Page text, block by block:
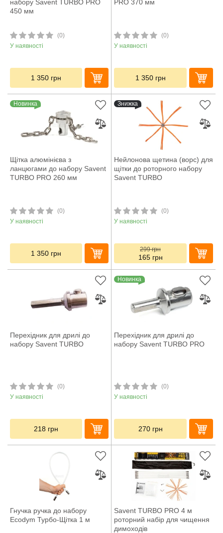
набору Savent TURBO PRO
450 мм
(0)
У наявності
1 350 грн
PRO 370 мм
(0)
У наявності
1 350 грн
Новинка
Щітка алюмінієва з
ланцюгами до набору Savent
TURBO PRO 260 мм
(0)
У наявності
1 350 грн
Знижка
Нейлонова щетина (ворс) для
щітки до роторного набору
Savent TURBO
(0)
У наявності
299грн
165 грн
Перехідник для дрилі до
набору Savent TURBO
(0)
У наявності
218 грн
Новинка
Перехідник для дрилі до
набору Savent TURBO PRO
(0)
У наявності
270 грн
Гнучка ручка до набору
Ecodym Турбо-Щітка 1 м
Savent TURBO PRO 4 м
роторний набір для чищення
димоходів